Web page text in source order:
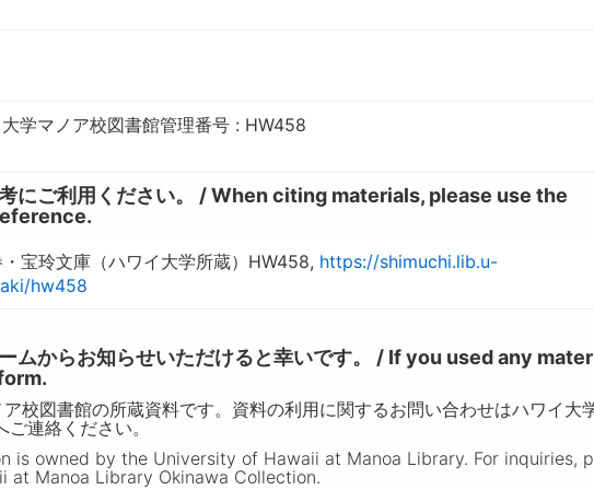
学マノア校図書館管理番号 : HW458
にご利用ください。 / When citing materials, please use the
宝玲文庫（ハワイ大学所蔵）HW458, https://shimuchi.lib.u-
hw458
ムからお知らせいただけると幸いです。 / If you used any
校図書館の所蔵資料です。資料の利用に関するお問い合わせはハワイ大
連絡ください。
is owned by the University of Hawaii at Manoa Library. For inquiries,
Manoa Library Okinawa Collection.